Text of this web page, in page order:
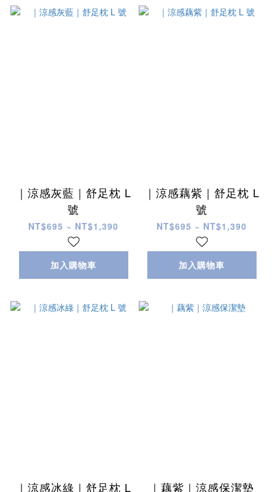
｜涼感灰藍｜舒足枕 L
號
NT$695 ~ NT$1,390
加入購物車
｜涼感藕紫｜舒足枕 L
號
NT$695 ~ NT$1,390
加入購物車
｜涼感冰綠｜舒足枕 L ｜藕紫｜涼感保潔墊